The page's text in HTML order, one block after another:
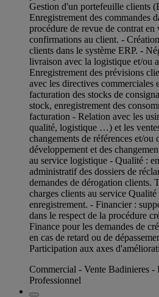
Gestion d'un portefeuille clients
Enregistrement des commandes
procédure de revue de contrat
confirmations au client. -
clients dans le système ERP. -
livraison avec la logistique et/ou
Enregistrement des prévisions
avec les directives commerciales
facturation des stocks de
stock, enregistrement des
facturation - Relation avec les
qualité, logistique …) et les
changements de références et/ou
développement et des
au service logistique - Qualité :
administratif des dossiers de
demandes de dérogation clients.
charges clients au service
enregistrement. - Financier :
dans le respect de la procédure
Finance pour les demandes de
en cas de retard ou de
Participation aux axes
Commercial - Vente Badinieres -
Professionnel